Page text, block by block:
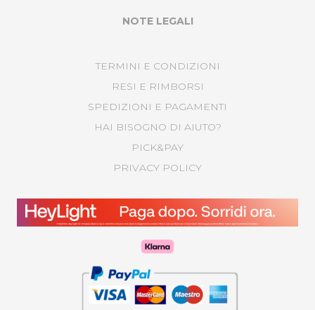
NOTE LEGALI
TERMINI E CONDIZIONI
RESI E RIMBORSI
SPEDIZIONI E PAGAMENTI
HAI BISOGNO DI AIUTO?
PICK&PAY
PRIVACY POLICY